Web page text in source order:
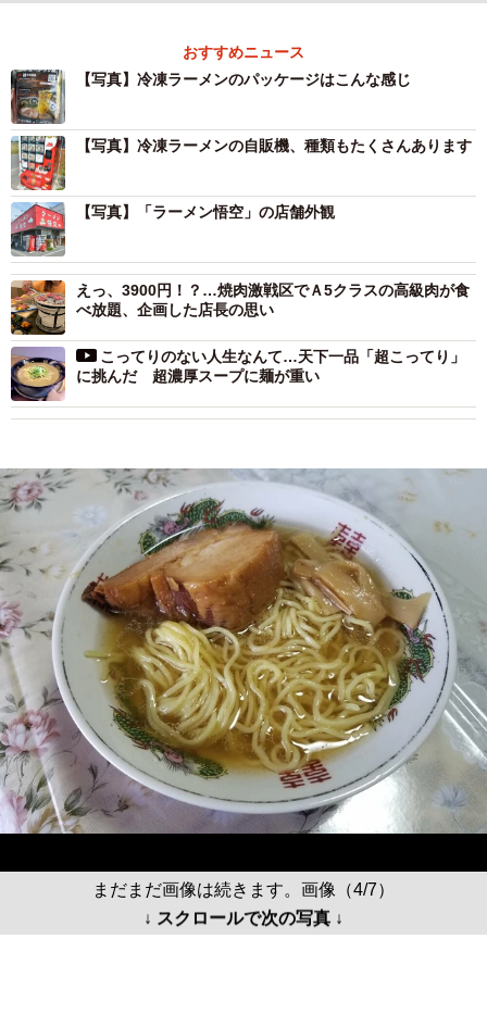
おすすめニュース
【写真】冷凍ラーメンのパッケージはこんな感じ
【写真】冷凍ラーメンの自販機、種類もたくさんあります
【写真】「ラーメン悟空」の店舗外観
えっ、3900円！？…焼肉激戦区でＡ5クラスの高級肉が食
べ放題、企画した店長の思い
こってりのない人生なんて…天下一品「超こってり」
に挑んだ 超濃厚スープに麺が重い
まだまだ画像は続きます。画像（4/7）
↓ スクロールで次の写真 ↓